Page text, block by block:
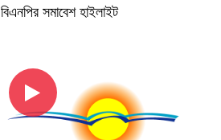
বিএনপির সমাবেশ হাইলাইট